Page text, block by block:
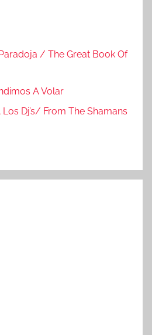
/ The Great Book Of
A Volar
Dj’s/ From The Shamans